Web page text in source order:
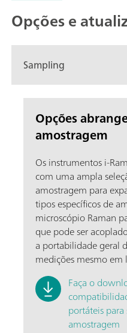
Opções e
Sampling
Opções
amostragem
Os instrumentos i-
com uma ampla
amostragem para
tipos específicos de
microscópio Raman
que pode ser
a portabilidade geral
medições mesmo em
Faça o
portáteis
amostragem